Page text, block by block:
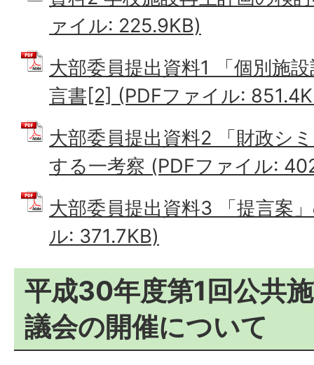
ァイル: 225.9KB)
大部委員提出資料1 「個別施
言書[2] (PDFファイル:
大部委員提出資料2 「財政シ
する一考察 (PDFファイル:
大部委員提出資料3 「提言案
ル: 371.7KB)
平成30年度第1回公共
議会の開催について